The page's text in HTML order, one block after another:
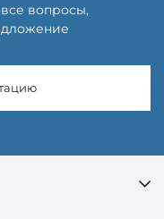
вопросы,